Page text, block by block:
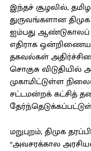
இந்தச் சூழலில்,
துருவங்களான
ஐம்பது
எதிராக
தகவல்கள்
சொகுசு
முகாமிட்டுள்ள
சட்டமன்றக் கட்சித்
மறுபுறம், திமுக
“அவசரக்கால